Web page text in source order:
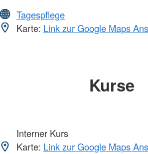
Tagespflege
Karte: Link zur Google Maps
Kurse
Interner Kurs
Karte: Link zur Google Maps